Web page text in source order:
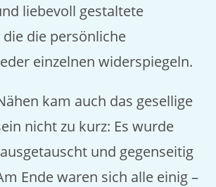
liebevoll gestaltete
die die persönliche
einzelnen widerspiegeln.
kam auch das gesellige
nicht zu kurz: Es wurde
und gegenseitig
Ende waren sich alle einig –